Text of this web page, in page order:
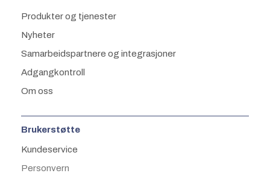
Produkter og tjenester
Nyheter
Samarbeidspartnere og integrasjoner
Adgangkontroll
Om oss
Brukerstøtte
Kundeservice
Personvern